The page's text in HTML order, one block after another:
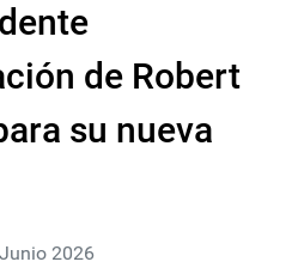
de Robert
su nueva
2026